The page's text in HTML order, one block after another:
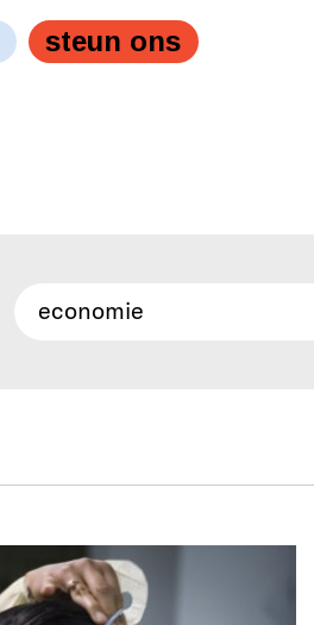
steun ons